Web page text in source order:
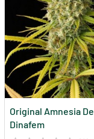
Original Amnesia De
Dinafem